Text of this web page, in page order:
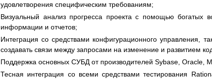
удовлетворения специфическим требованиям;
Визуальный анализ прогресса проекта с помощью богатых
информации и отчетов;
Интеграция со средствами конфигурационного управления,
создавать связи между запросами на изменение и развитием
Поддержка основных СУБД от производителей Sybase, Oracle,
Тесная интеграция со всеми средствами тестирования